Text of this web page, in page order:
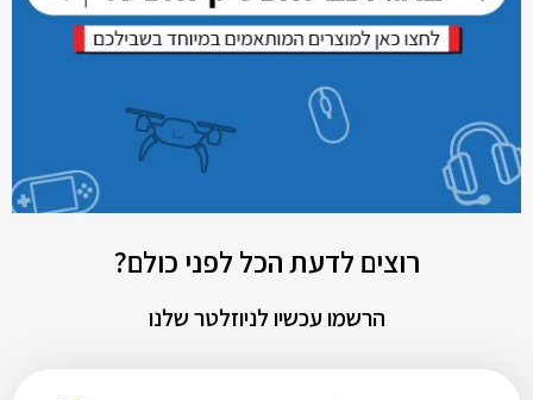
רוצים לדעת הכל לפני כולם?
הרשמו עכשיו לניוזלטר שלנו